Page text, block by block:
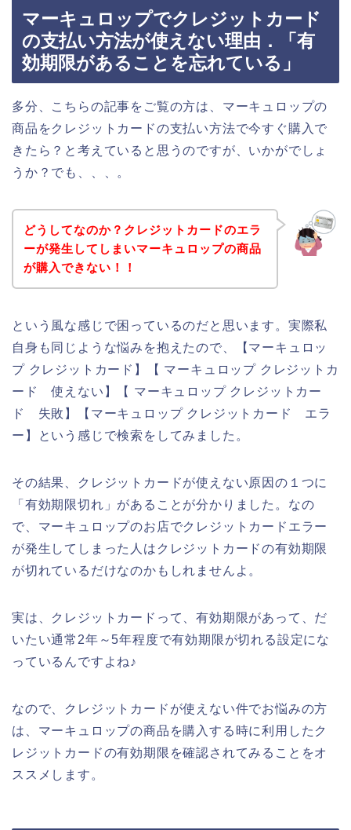
マーキュロップでクレジットカード
の支払い方法が使えない理由．「有
効期限があることを忘れている」
多分、こちらの記事をご覧の方は、マーキュロップの
商品をクレジットカードの支払い方法で今すぐ購入で
きたら？と考えていると思うのですが、いかがでしょ
うか？でも、、、。
どうしてなのか？クレジットカードのエラ
ーが発生してしまいマーキュロップの商品
が購入できない！！
という風な感じで困っているのだと思います。実際私
自身も同じような悩みを抱えたので、【マーキュロッ
プ クレジットカード】【 マーキュロップ クレジットカ
ード 使えない】【 マーキュロップ クレジットカー
ド 失敗】【マーキュロップ クレジットカード エラ
ー】という感じで検索をしてみました。
その結果、クレジットカードが使えない原因の１つに
「有効期限切れ」があることが分かりました。なの
で、マーキュロップのお店でクレジットカードエラー
が発生してしまった人はクレジットカードの有効期限
が切れているだけなのかもしれませんよ。
実は、クレジットカードって、有効期限があって、だ
いたい通常2年～5年程度で有効期限が切れる設定にな
っているんですよね♪
なので、クレジットカードが使えない件でお悩みの方
は、マーキュロップの商品を購入する時に利用したク
レジットカードの有効期限を確認されてみることをオ
ススメします。